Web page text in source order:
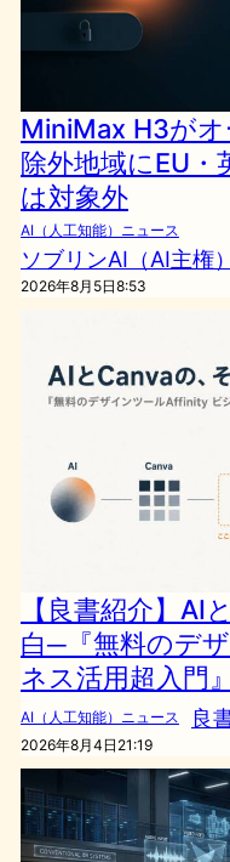
MiniMax H3がオ
除外地域にEU・
は対象外
AI（人工知能）ニュース
ソブリンAI（AI主権）
2026年8月5日8:53
【良書紹介】AI
白─『無料のデ
ネス活用超入門』
AI（人工知能）ニュース 良
2026年8月4日21:19